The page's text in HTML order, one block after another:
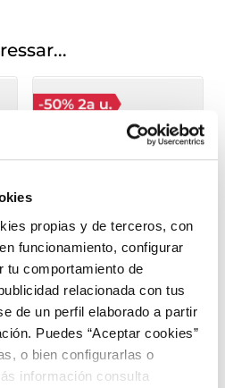
propias y de terceros, con
funcionamiento, configurar
tu comportamiento de
relacionada con tus
de un perfil elaborado a partir
Puedes “Aceptar cookies”
o bien configurarlas o
información consulta
Menú Dibo xai
4,49 €
COMBINABLE
Unitat 400g